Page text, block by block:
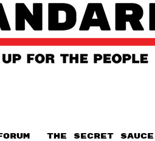
THE SECRET SAUCE​